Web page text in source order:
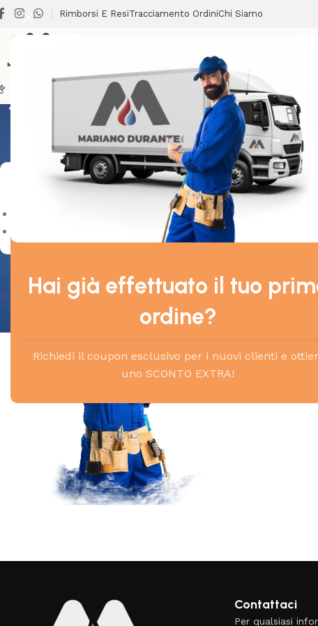
Hai già effettuato il tuo
ordine?
Richiedi il coupon esclusivo per i nuovi clienti e
uno SCONTO EXTRA!
Rimborsi E ResiTracciamento OrdiniChi Siamo
CLIMATIZZAZIONE LAVANDERIA
SCARICO
Stock & Offerte
Non è stato
Contattaci
Per qualsiasi